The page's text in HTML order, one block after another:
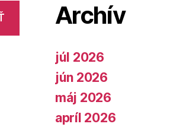
Archív
júl 2026
jún 2026
máj 2026
apríl 2026